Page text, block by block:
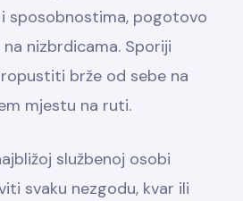
sposobnostima, pogotovo
nizbrdicama. Sporiji
brže od sebe na
mjestu na ruti.
službenoj osobi
svaku nezgodu, kvar ili